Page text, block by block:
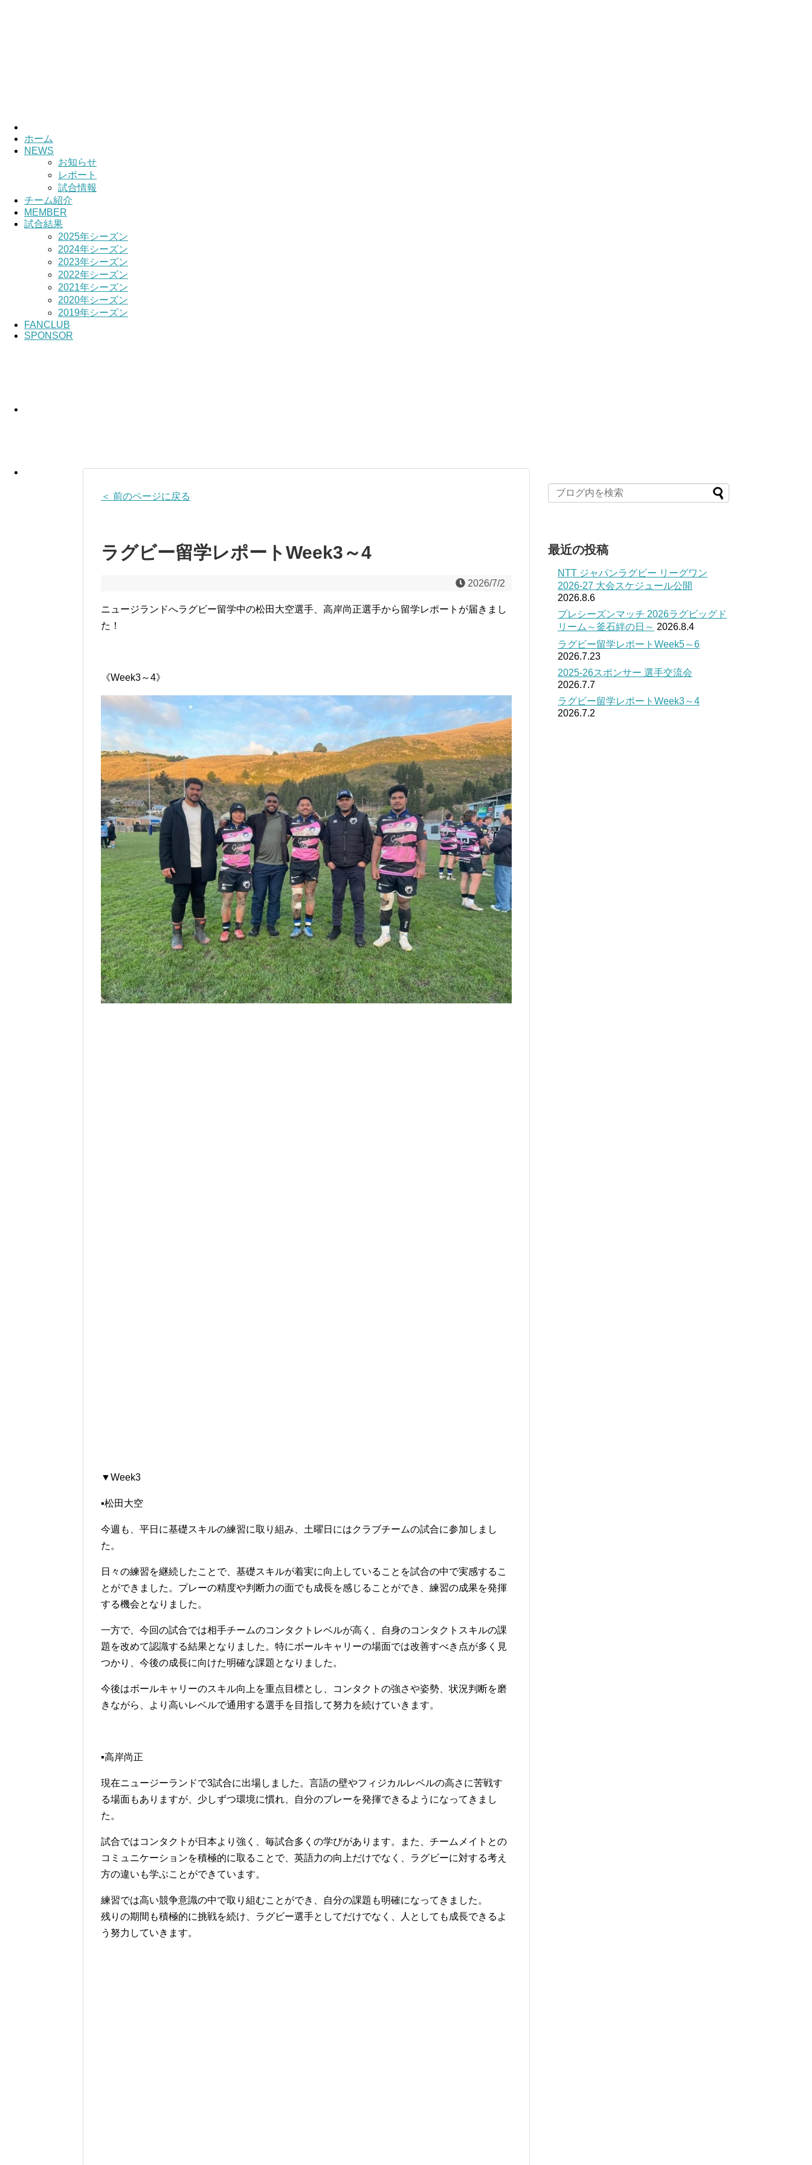
ホーム
NEWS
お知らせ
レポート
試合情報
チーム紹介
MEMBER
試合結果
2025年シーズン
2024年シーズン
2023年シーズン
2022年シーズン
2021年シーズン
2020年シーズン
2019年シーズン
FANCLUB
SPONSOR
＜ 前のページに戻る
ラグビー留学レポートWeek3～4
2026/7/2
ニュージランドへラグビー留学中の松田大空選手、高岸尚正選手から留学レポートが届きまし
た！
《Week3～4》
▼Week3
▪松田大空
今週も、平日に基礎スキルの練習に取り組み、土曜日にはクラブチームの試合に参加しまし
た。
日々の練習を継続したことで、基礎スキルが着実に向上していることを試合の中で実感するこ
とができました。プレーの精度や判断力の面でも成長を感じることができ、練習の成果を発揮
する機会となりました。
一方で、今回の試合では相手チームのコンタクトレベルが高く、自身のコンタクトスキルの課
題を改めて認識する結果となりました。特にボールキャリーの場面では改善すべき点が多く見
つかり、今後の成長に向けた明確な課題となりました。
今後はボールキャリーのスキル向上を重点目標とし、コンタクトの強さや姿勢、状況判断を磨
きながら、より高いレベルで通用する選手を目指して努力を続けていきます。
▪高岸尚正
現在ニュージーランドで3試合に出場しました。言語の壁やフィジカルレベルの高さに苦戦す
る場面もありますが、少しずつ環境に慣れ、自分のプレーを発揮できるようになってきまし
た。
試合ではコンタクトが日本より強く、毎試合多くの学びがあります。また、チームメイトとの
コミュニケーションを積極的に取ることで、英語力の向上だけでなく、ラグビーに対する考え
方の違いも学ぶことができています。
練習では高い競争意識の中で取り組むことができ、自分の課題も明確になってきました。
残りの期間も積極的に挑戦を続け、ラグビー選手としてだけでなく、人としても成長できるよ
う努力していきます。
最近の投稿
NTT ジャパンラグビー リーグワン
2026-27 大会スケジュール公開
2026.8.6
プレシーズンマッチ 2026ラグビッグド
リーム～釜石絆の日～ 2026.8.4
ラグビー留学レポートWeek5～6
2026.7.23
2025-26スポンサー 選手交流会
2026.7.7
ラグビー留学レポートWeek3～4
2026.7.2